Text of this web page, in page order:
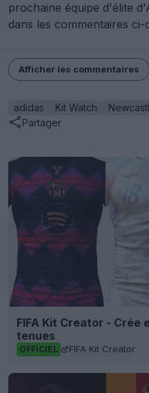
prochaine équipe d'élite
dans les commentaires ci-
Afficher les commentaires
adidas Kit Watch
Partager
FIFA Kit Creator -
tenues
OFFICIEL FIFA Kit Creator